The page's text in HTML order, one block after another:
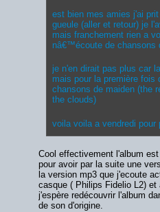
est bien mes amies j'ai
gueule (aller et retour) je
mais franchement rien a
nâ€™écoute de chansons
je n'en dirait pas plus car
mais pour la première fois
chansons de maiden (the
the clouds)
voila voila a vendredi
Cool effectivement l'album
pour avoir par la suite une
la version mp3 que j'ecoute
casque ( Philips Fidelio L2)
j'espère redécouvrir l'album
de son d'origine.